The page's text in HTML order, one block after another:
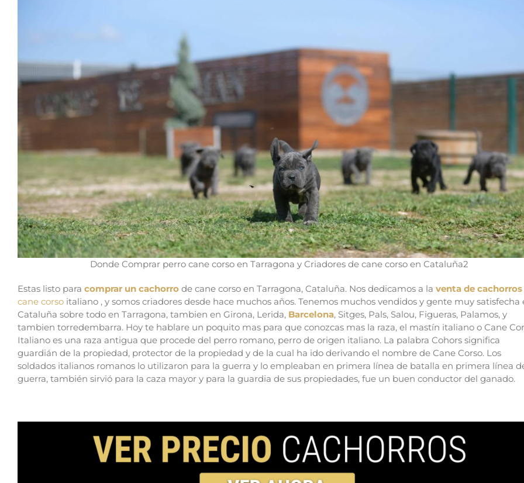
Donde Comprar perro cane corso en Tarragona y Criadores de cane corso en Cataluña2
Estas listo para comprar un cachorro de cane corso en Tarragona, Cataluña. Nos dedicamos a la venta de cachorros
cane corso italiano , y somos criadores desde hace muchos años. Tenemos muchos vendidos y gente muy satisfecha
Cataluña sobre todo en Tarragona, tambien en Girona, Lerida, Barcelona, Sitges, Pals, Salou, Figueras, Palamos, y
tambien torredembarra. Hoy te hablare un poquito mas para que conozcas mas la raza, el mastín italiano o Cane
Italiano es una raza antigua que procede del perro romano, perro de origen italiano. La palabra Cohors significa
guardián de la propiedad, protector de la propiedad y de la cual ha ido derivando el nombre de Cane Corso. Los
soldados italianos romanos lo utilizaron para la guerra y lo empleaban en primera línea de batalla en primera línea
guerra, también sirvió para la caza mayor y para la guardia de sus propiedades, fue un buen conductor del ganado.